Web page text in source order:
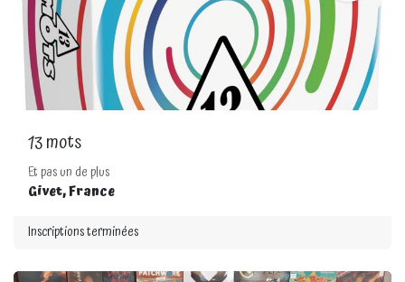
13 mots
Et pas un de plus
Givet,France
Inscriptions terminées